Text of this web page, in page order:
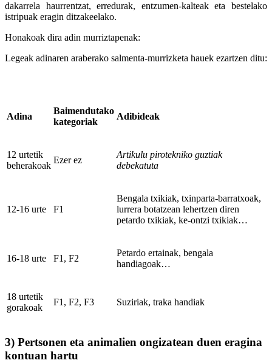
dakarrela haurrentzat, erredurak, entzumen-kalteak eta bestelako
istripuak eragin ditzakeelako.
Honakoak dira adin murriztapenak:
Legeak adinaren araberako salmenta-murrizketa hauek ezartzen ditu:
Adina
Baimendutako
kategoriak
Adibideak
12 urtetik
beherakoak
Ezer ez
Artikulu pirotekniko guztiak
debekatuta
12-16 urte F1
Bengala txikiak, txinparta-barratxoak,
lurrera botatzean lehertzen diren
petardo txikiak, ke-ontzi txikiak…
16-18 urte F1, F2
Petardo ertainak, bengala
handiagoak…
18 urtetik
gorakoak
F1, F2, F3 Suziriak, traka handiak
3) Pertsonen eta animalien ongizatean duen eragina
kontuan hartu